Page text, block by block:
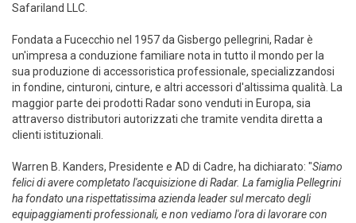
Safariland LLC.
Fondata a Fucecchio nel 1957 da Gisbergo pellegrini, Radar è
un'impresa a conduzione familiare nota in tutto il mondo per la
sua produzione di accessoristica professionale, specializzandosi
in fondine, cinturoni, cinture, e altri accessori d'altissima qualità. La
maggior parte dei prodotti Radar sono venduti in Europa, sia
attraverso distributori autorizzati che tramite vendita diretta a
clienti istituzionali.
Warren B. Kanders, Presidente e AD di Cadre, ha dichiarato: "Siamo
felici di avere completato l'acquisizione di Radar. La famiglia Pellegrini
ha fondato una rispettatissima azienda leader sul mercato degli
equipaggiamenti professionali, e non vediamo l'ora di lavorare con